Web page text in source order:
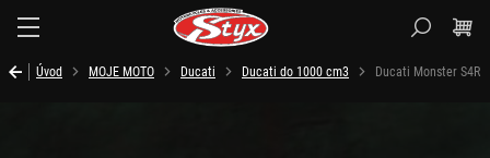
Úvod MOJE MOTO Ducati Ducati do 1000 cm3 Ducati Monster S4R